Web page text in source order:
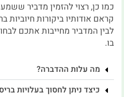
כמו כן, רצוי להזמין מדביר
קראם אודותיו ביקורות חיוביות
לבין המדביר מחייבות אתכם
בו.
מה עלות ההדברה?
כיצד ניתן לחסוך בעלויות